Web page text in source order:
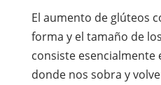
El aumento de glúteos
forma y el tamaño de
consiste esencialmente
donde nos sobra y